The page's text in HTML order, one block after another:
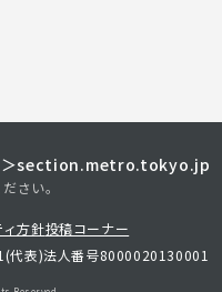
＞section.metro.tokyo.jp
さい。
ィ方針投稿コーナー
代表)法人番号8000020130001